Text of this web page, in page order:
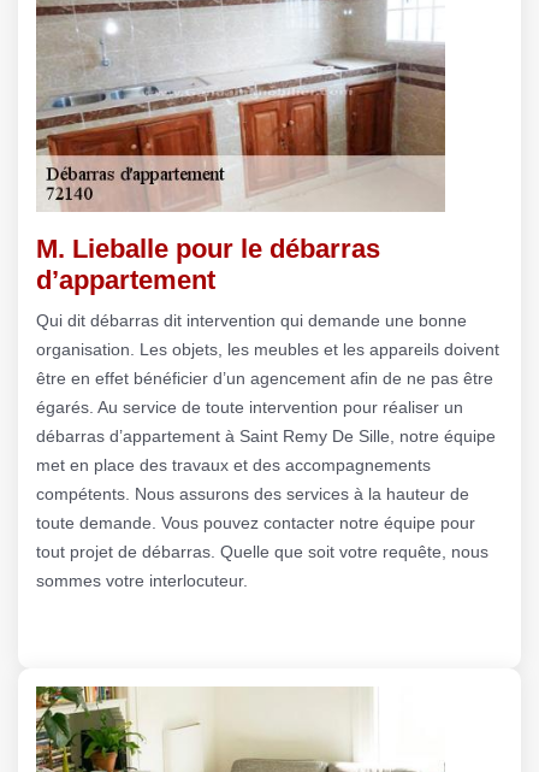
M. Lieballe pour le débarras
d’appartement
Qui dit débarras dit intervention qui demande une bonne
organisation. Les objets, les meubles et les appareils doivent
être en effet bénéficier d’un agencement afin de ne pas être
égarés. Au service de toute intervention pour réaliser un
débarras d’appartement à Saint Remy De Sille, notre équipe
met en place des travaux et des accompagnements
compétents. Nous assurons des services à la hauteur de
toute demande. Vous pouvez contacter notre équipe pour
tout projet de débarras. Quelle que soit votre requête, nous
sommes votre interlocuteur.